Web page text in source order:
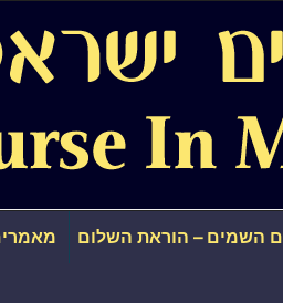
השמים – הוראת השלום